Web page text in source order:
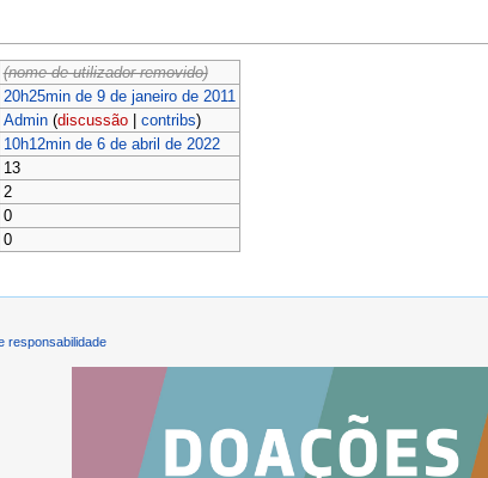
(nome de utilizador removido)
20h25min de 9 de janeiro de 2011
Admin (discussão| contribs)
10h12min de 6 de abril de 2022
13
2
0
0
responsabilidade